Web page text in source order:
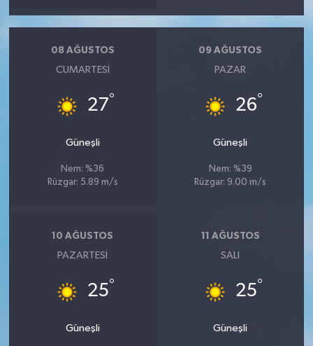
08 AĞUSTOS
CUMARTESI
27°
Güneşli
Nem: %36
Rüzgar: 5.89 m/s
09 AĞUSTOS
PAZAR
26°
Güneşli
Nem: %39
Rüzgar: 9.00 m/s
10 AĞUSTOS
PAZARTESI
25°
Güneşli
11 AĞUSTOS
SALI
25°
Güneşli